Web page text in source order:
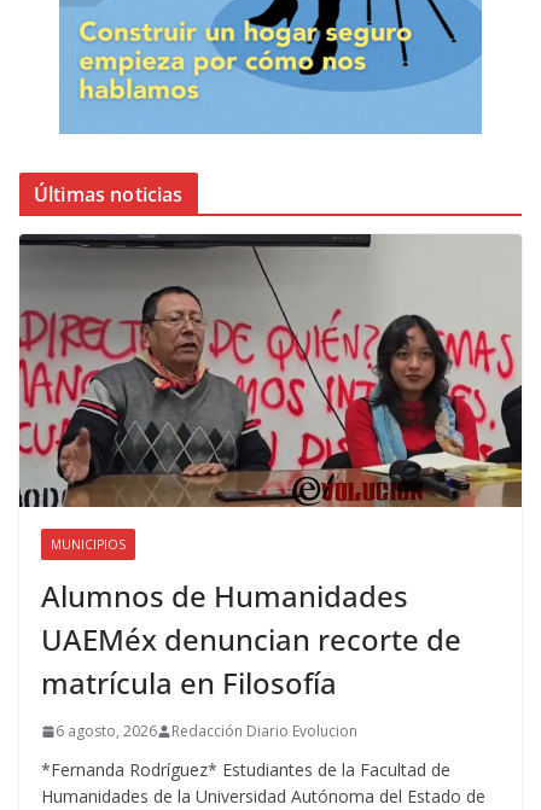
Últimas noticias
MUNICIPIOS
Alumnos de Humanidades
UAEMéx denuncian recorte de
matrícula en Filosofía
6 agosto, 2026 Redacción Diario Evolucion
*Fernanda Rodríguez* Estudiantes de la Facultad de
Humanidades de la Universidad Autónoma del Estado de